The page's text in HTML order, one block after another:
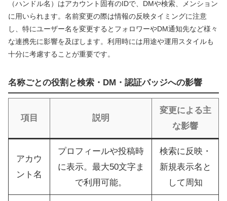
（ハンドル名）はアカウント固有のIDで、DMや検索、メンション
に用いられます。名前変更の際は情報の反映タイミングに注意
し、特にユーザー名を変更するとフォロワーやDM通知先など様々
な連携先に影響を及ぼします。利用時には用途や運用スタイルも
十分に考慮することが重要です。
名称ごとの役割と検索・DM・認証バッジへの影響
項目 説明
変更による主
な影響
アカウ
ント名
プロフィールや投稿時
に表示。最大50文字ま
で利用可能。
検索に反映・
新規表示名と
して周知